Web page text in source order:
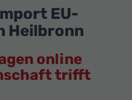
EU-
Heilbronn
online
trifft